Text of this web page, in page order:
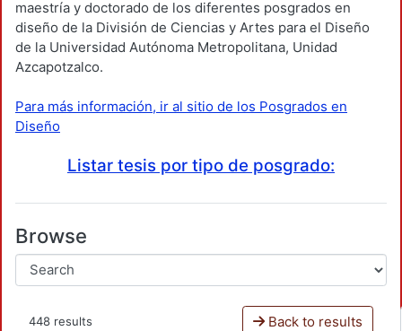
maestría y doctorado de los diferentes posgrados en
diseño de la División de Ciencias y Artes para el Diseño
de la Universidad Autónoma Metropolitana, Unidad
Azcapotzalco.
Para más información, ir al sitio de los Posgrados en
Diseño
Listar tesis por tipo de posgrado:
Browse
448 results Back to results